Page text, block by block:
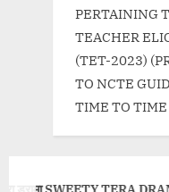
PERTAINING
TEACHER
(TET-2023)
TO NCTE
TIME TO TIME